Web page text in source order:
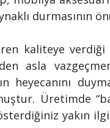
durmasının
kaliteye verdiği
asla
heyecanını
Üretimde
yakın